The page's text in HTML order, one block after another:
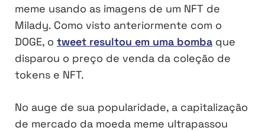
meme usando as imagens de um NFT de
Milady. Como visto anteriormente com o
DOGE, o tweet resultou em uma bomba que
disparou o preço de venda da coleção de
tokens e NFT.
No auge de sua popularidade, a capitalização
de mercado da moeda meme ultrapassou